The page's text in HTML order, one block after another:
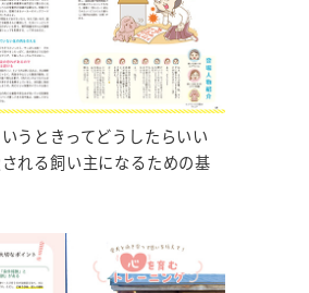
うときってどうしたらいい
れる飼い主になるための基